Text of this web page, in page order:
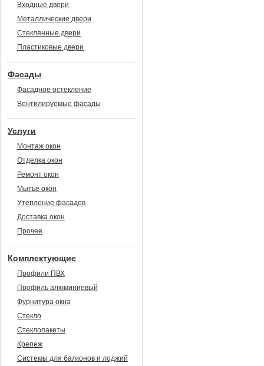
Входные двери
Металлические двери
Стеклянные двери
Пластиковые двери
Фасады
Фасадное остекление
Вентилируемые фасады
Услуги
Монтаж окон
Отделка окон
Ремонт окон
Мытье окон
Утепление фасадов
Доставка окон
Прочее
Комплектующие
Профили ПВХ
Профиль алюминиевый
Фурнитура окна
Стекло
Стеклопакеты
Крепеж
Системы для балконов и лоджий